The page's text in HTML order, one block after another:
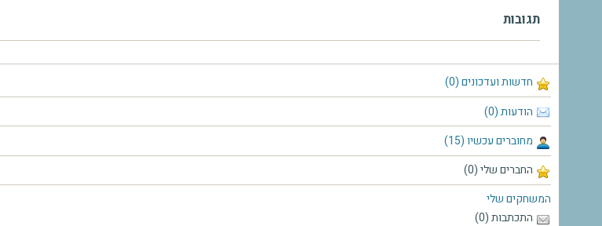
חדשות ועדכונים (0)
הודעות (0)
מחוברים עכשיו (15)
החברים שלי (0)
המשחקים שלי
התכתבות (0)
תגובות